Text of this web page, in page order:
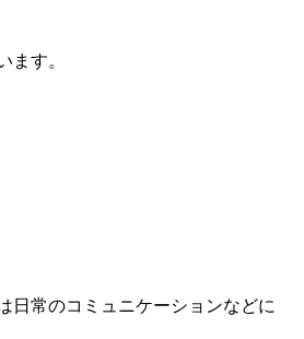
ます。
日常のコミュニケーションなどに